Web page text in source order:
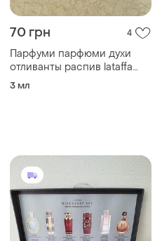
70 грн 4
Парфуми парфюми духи
отливанты распив lataffa
musamam noble blush french
3 мл